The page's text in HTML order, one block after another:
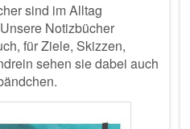
sind im Alltag
Notizbücher
für Ziele, Skizzen,
sehen sie dabei auch